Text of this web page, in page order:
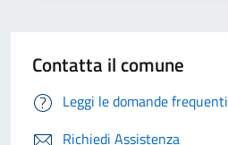
Contatta il comune
Leggi le domande frequenti
Richiedi Assistenza